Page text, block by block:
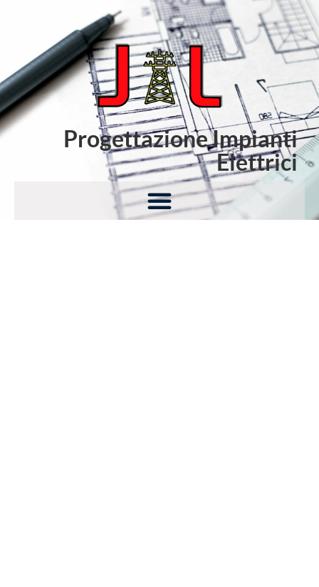
Progettazione Impianti
Elettrici